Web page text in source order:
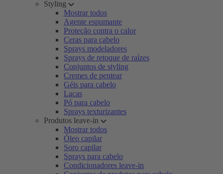
Styling
Mostrar todos
Agente espumante
Proteção contra o calor
Ceras para cabelo
Sprays modeladores
Sprays de retoque de raízes
Conjuntos de styling
Cremes de pentear
Géis para cabelo
Lacas
Pó para cabelo
Sprays texturizantes
Produtos leave-in
Mostrar todos
Óleo capilar
Soro capilar
Sprays para cabelo
Condicionadores leave-in